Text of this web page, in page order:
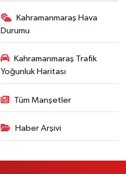
Kahramanmaraş Hava
Durumu
Kahramanmaraş Trafik
Yoğunluk Haritası
Tüm Manşetler
Haber Arşivi